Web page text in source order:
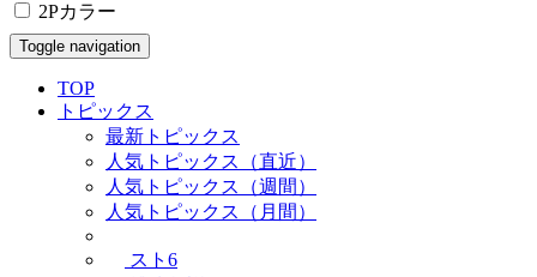
2Pカラー
Toggle navigation
TOP
トピックス
最新トピックス
人気トピックス（直近）
人気トピックス（週間）
人気トピックス（月間）
スト6